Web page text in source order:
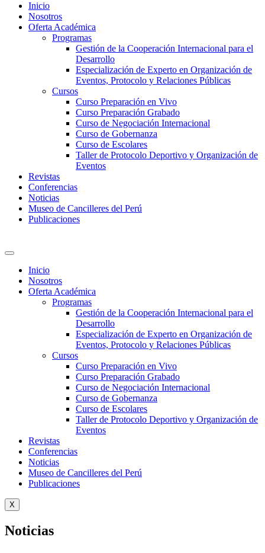
Inicio
Nosotros
Oferta Académica
Programas
Gestión de la Cooperación Internacional para el
Desarrollo
Especialización de Experto en Organización de
Eventos, Protocolo y Relaciones Públicas
Cursos
Curso Preparación en Vivo
Curso Preparación Grabado
Curso de Negociación Internacional
Curso de Gobernanza
Curso de Escolares
Taller de Protocolo Deportivo y Organización de
Eventos
Revistas
Conferencias
Noticias
Museo de Cancilleres del Perú
Publicaciones
Inicio
Nosotros
Oferta Académica
Programas
Gestión de la Cooperación Internacional para el
Desarrollo
Especialización de Experto en Organización de
Eventos, Protocolo y Relaciones Públicas
Cursos
Curso Preparación en Vivo
Curso Preparación Grabado
Curso de Negociación Internacional
Curso de Gobernanza
Curso de Escolares
Taller de Protocolo Deportivo y Organización de
Eventos
Revistas
Conferencias
Noticias
Museo de Cancilleres del Perú
Publicaciones
X
Noticias